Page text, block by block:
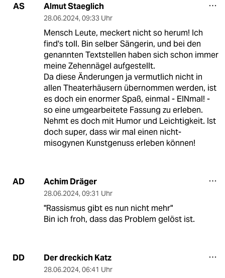
AS Almut Staeglich
28.06.2024, 09:33 Uhr
Mensch Leute, meckert nicht so herum! Ich
find's toll. Bin selber Sängerin, und bei den
genannten Textstellen haben sich schon immer
meine Zehennägel aufgestellt.
Da diese Änderungen ja vermutlich nicht in
allen Theaterhäusern übernommen werden, ist
es doch ein enormer Spaß, einmal - EINmal! -
so eine umgearbeitete Fassung zu erleben.
Nehmt es doch mit Humor und Leichtigkeit. Ist
doch super, dass wir mal einen nicht-
misogynen Kunstgenuss erleben können!
AD Achim Dräger
28.06.2024, 09:31 Uhr
"Rassismus gibt es nun nicht mehr"
Bin ich froh, dass das Problem gelöst ist.
DD Der dreckich Katz
28.06.2024, 06:41 Uhr